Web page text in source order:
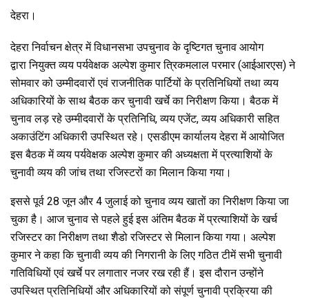
b
o
o
k
er s
A
p
p
gr
a
m
e
देहरा।
देहरा निर्वाचन क्षेत्र में विधानसभा उपचुनाव के दृष्टिगत चुनाव आयोग
द्वारा नियुक्त व्यय पर्यवेक्षक अल्पेश कुमार त्रिकमलाल परमार (आईआरएस) ने
सोमवार को उम्मीदवारों एवं राजनीतिक पार्टियों के प्रतिनिधियों तथा व्यय
अधिकारियों के साथ बैठक कर चुनावी खर्चे का निरीक्षण किया। बैठक में
चुनाव लड़ रहे उम्मीदवारों के प्रतिनिधि, व्यय एजेंट, व्यय अधिकारी सहित
अकाउंटिंग अधिकारी उपस्थित रहे। एसडीएम कार्यालय देहरा में आयोजित
इस बैठक में व्यय पर्यवेक्षक अल्पेश कुमार की अध्यक्षता में प्रत्याशियों के
चुनावी व्यय की जांच तथा रजिस्टरों का मिलान किया गया।
इससे पूर्व 28 जून और 4 जुलाई को चुनाव व्यय खातों का निरीक्षण किया जा
चुका है। आज चुनाव से पहले हुई इस अंतिम बैठक में प्रत्याशियों के खर्च
रजिस्टर का निरीक्षण तथा शैडो रजिस्टर से मिलान किया गया। अल्पेश
कुमार ने कहा कि चुनावी व्यय की निगरानी के लिए गठित टीमें सभी चुनावी
गतिविधियों एवं खर्चे पर लगातार नजर रख रही हैं। इस दौरान उन्होंने
उपस्थित प्रतिनिधियों और अधिकारियों को संपूर्ण चुनावी प्रक्रिया की